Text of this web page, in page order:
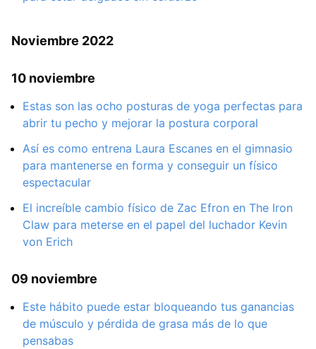
Noviembre 2022
10 noviembre
Estas son las ocho posturas de yoga perfectas para
abrir tu pecho y mejorar la postura corporal
Así es como entrena Laura Escanes en el gimnasio
para mantenerse en forma y conseguir un físico
espectacular
El increíble cambio físico de Zac Efron en The Iron
Claw para meterse en el papel del luchador Kevin
von Erich
09 noviembre
Este hábito puede estar bloqueando tus ganancias
de músculo y pérdida de grasa más de lo que
pensabas